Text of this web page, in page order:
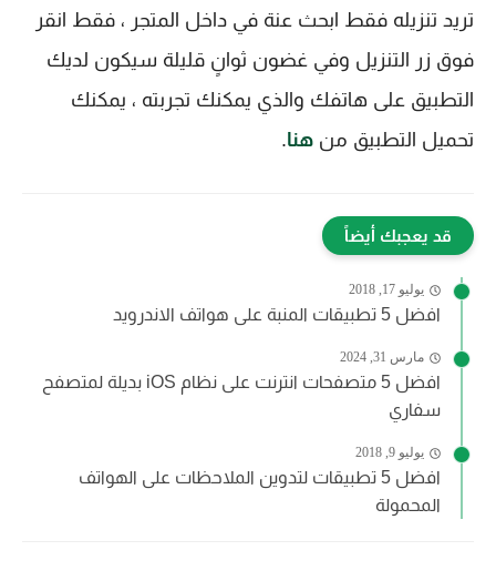
تريد تنزيله فقط ابحث عنة في داخل المتجر ، فقط انقر
فوق زر التنزيل وفي غضون ثوانٍ قليلة سيكون لديك
التطبيق على هاتفك والذي يمكنك تجربته ، يمكنك
تحميل التطبيق من هنا.
قد يعجبك أيضاً
يوليو 17, 2018
افضل 5 تطبيقات المنبة على هواتف الاندرويد
مارس 31, 2024
افضل 5 متصفحات انترنت على نظام iOS بديلة لمتصفح
سفاري
يوليو 9, 2018
افضل 5 تطبيقات لتدوين الملاحظات على الهواتف
المحمولة